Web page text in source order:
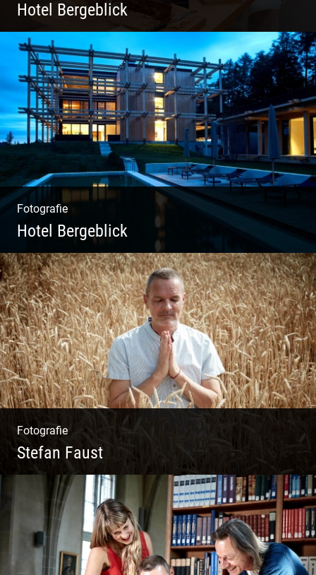
Hotel Bergeblick
Zweites Shooting für das Designhotel in Bad
Tölz
Fotografie
Hotel Bergeblick
Wunderbare Architektur, außergewöhnliches
Design – eine Oase der Ruhe und
Entspannung. Ausgedehnte Fotostrecke
Fotografie
Stefan Faust
Yoga & Meditation